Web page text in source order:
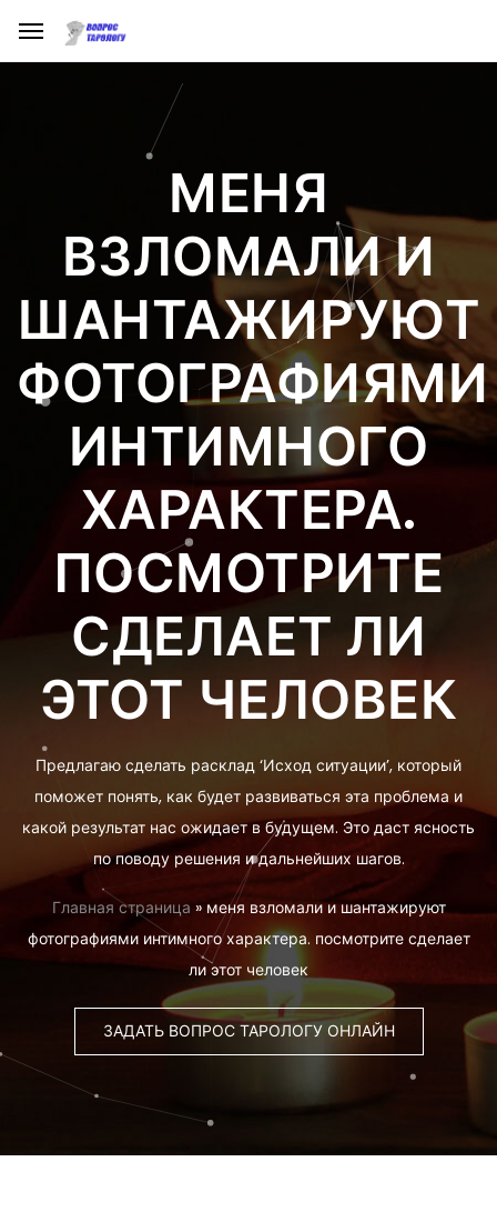
МЕНЯ
ВЗЛОМАЛИ И
ШАНТАЖИРУЮТ
ФОТОГРАФИЯМИ
ИНТИМНОГО
ХАРАКТЕРА.
ПОСМОТРИТЕ
СДЕЛАЕТ ЛИ
ЭТОТ ЧЕЛОВЕК
Предлагаю сделать расклад ‘Исход ситуации’, который
поможет понять, как будет развиваться эта проблема и
какой результат нас ожидает в будущем. Это даст ясность
по поводу решения и дальнейших шагов.
Главная страница » меня взломали и шантажируют
фотографиями интимного характера. посмотрите сделает
ли этот человек
ЗАДАТЬ ВОПРОС ТАРОЛОГУ ОНЛАЙН